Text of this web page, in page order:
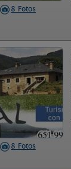
8 Fotos
8 Fotos